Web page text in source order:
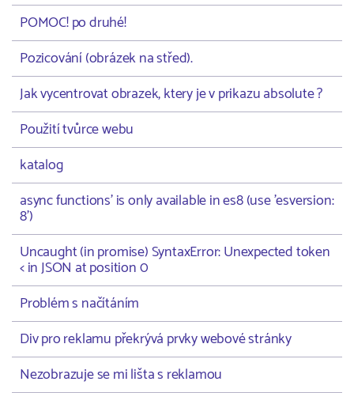
POMOC! po druhé!
Pozicování (obrázek na střed).
Jak vycentrovat obrazek, ktery je v prikazu absolute ?
Použití tvůrce webu
katalog
async functions' is only available in es8 (use 'esversion:
8')
Uncaught (in promise) SyntaxError: Unexpected token
< in JSON at position 0
Problém s načítáním
Div pro reklamu překrývá prvky webové stránky
Nezobrazuje se mi lišta s reklamou